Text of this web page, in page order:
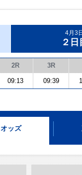
4月3
２日
2R 3R
09:13 09:39
オッズ